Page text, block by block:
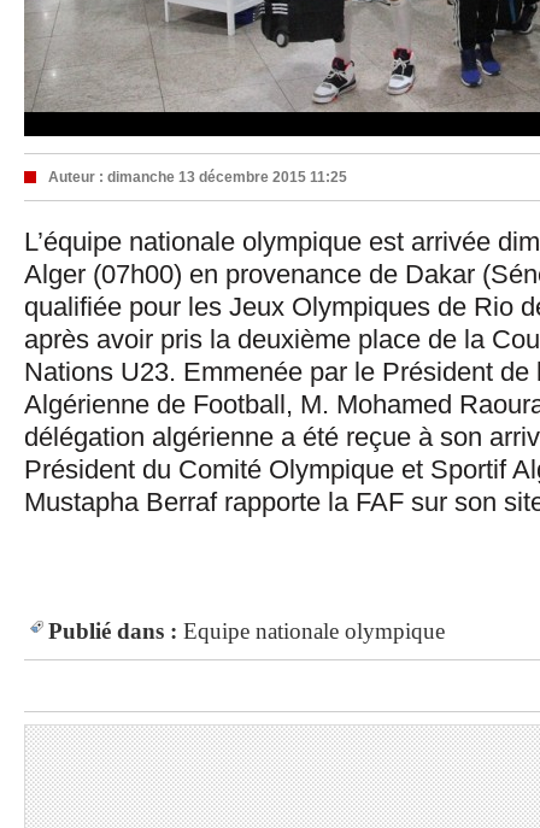
Auteur : dimanche 13 décembre 2015 11:25
L’équipe nationale olympique est arrivée
Alger (07h00) en provenance de Dakar
qualifiée pour les Jeux Olympiques de Rio
après avoir pris la deuxième place de la
Nations U23. Emmenée par le Président de
Algérienne de Football, M. Mohamed
délégation algérienne a été reçue à son
Président du Comité Olympique et Sportif
Mustapha Berraf rapporte la FAF sur son
Publié dans : Equipe nationale olympique